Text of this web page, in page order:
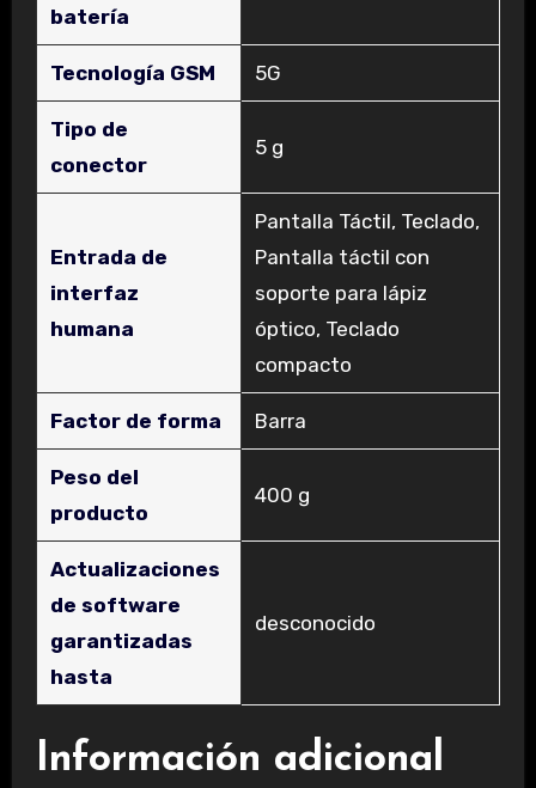
batería
Tecnología GSM ‎5G
Tipo de
conector
‎5 g
Entrada de
interfaz
humana
‎Pantalla Táctil, Teclado,
Pantalla táctil con
soporte para lápiz
óptico, Teclado
compacto
Factor de forma ‎Barra
Peso del
producto
‎400 g
Actualizaciones
de software
garantizadas
hasta
‎desconocido
Información adicional